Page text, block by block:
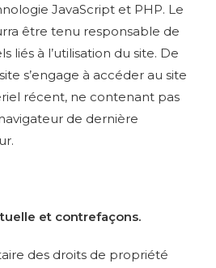
JavaScript et PHP. Le
être tenu responsable de
liés à l’utilisation du site. De
s’engage à accéder au site
récent, ne contenant pas
de dernière
et contrefaçons.
des droits de propriété